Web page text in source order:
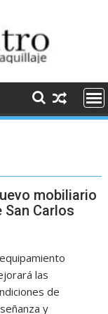
mobiliario
Carlos
las
de
y